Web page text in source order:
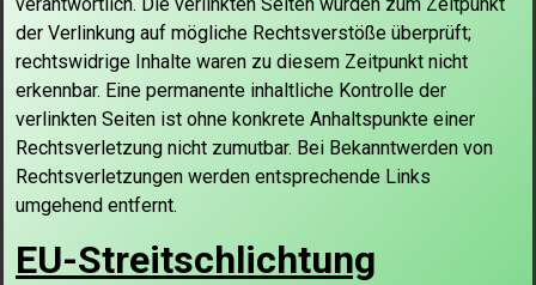
der Verlinkung auf mögliche Rechtsverstöße überprüft;
rechtswidrige Inhalte waren zu diesem Zeitpunkt nicht
erkennbar. Eine permanente inhaltliche Kontrolle der
verlinkten Seiten ist ohne konkrete Anhaltspunkte einer
Rechtsverletzung nicht zumutbar. Bei Bekanntwerden von
Rechtsverletzungen werden entsprechende Links
umgehend entfernt.
EU-Streitschlichtung